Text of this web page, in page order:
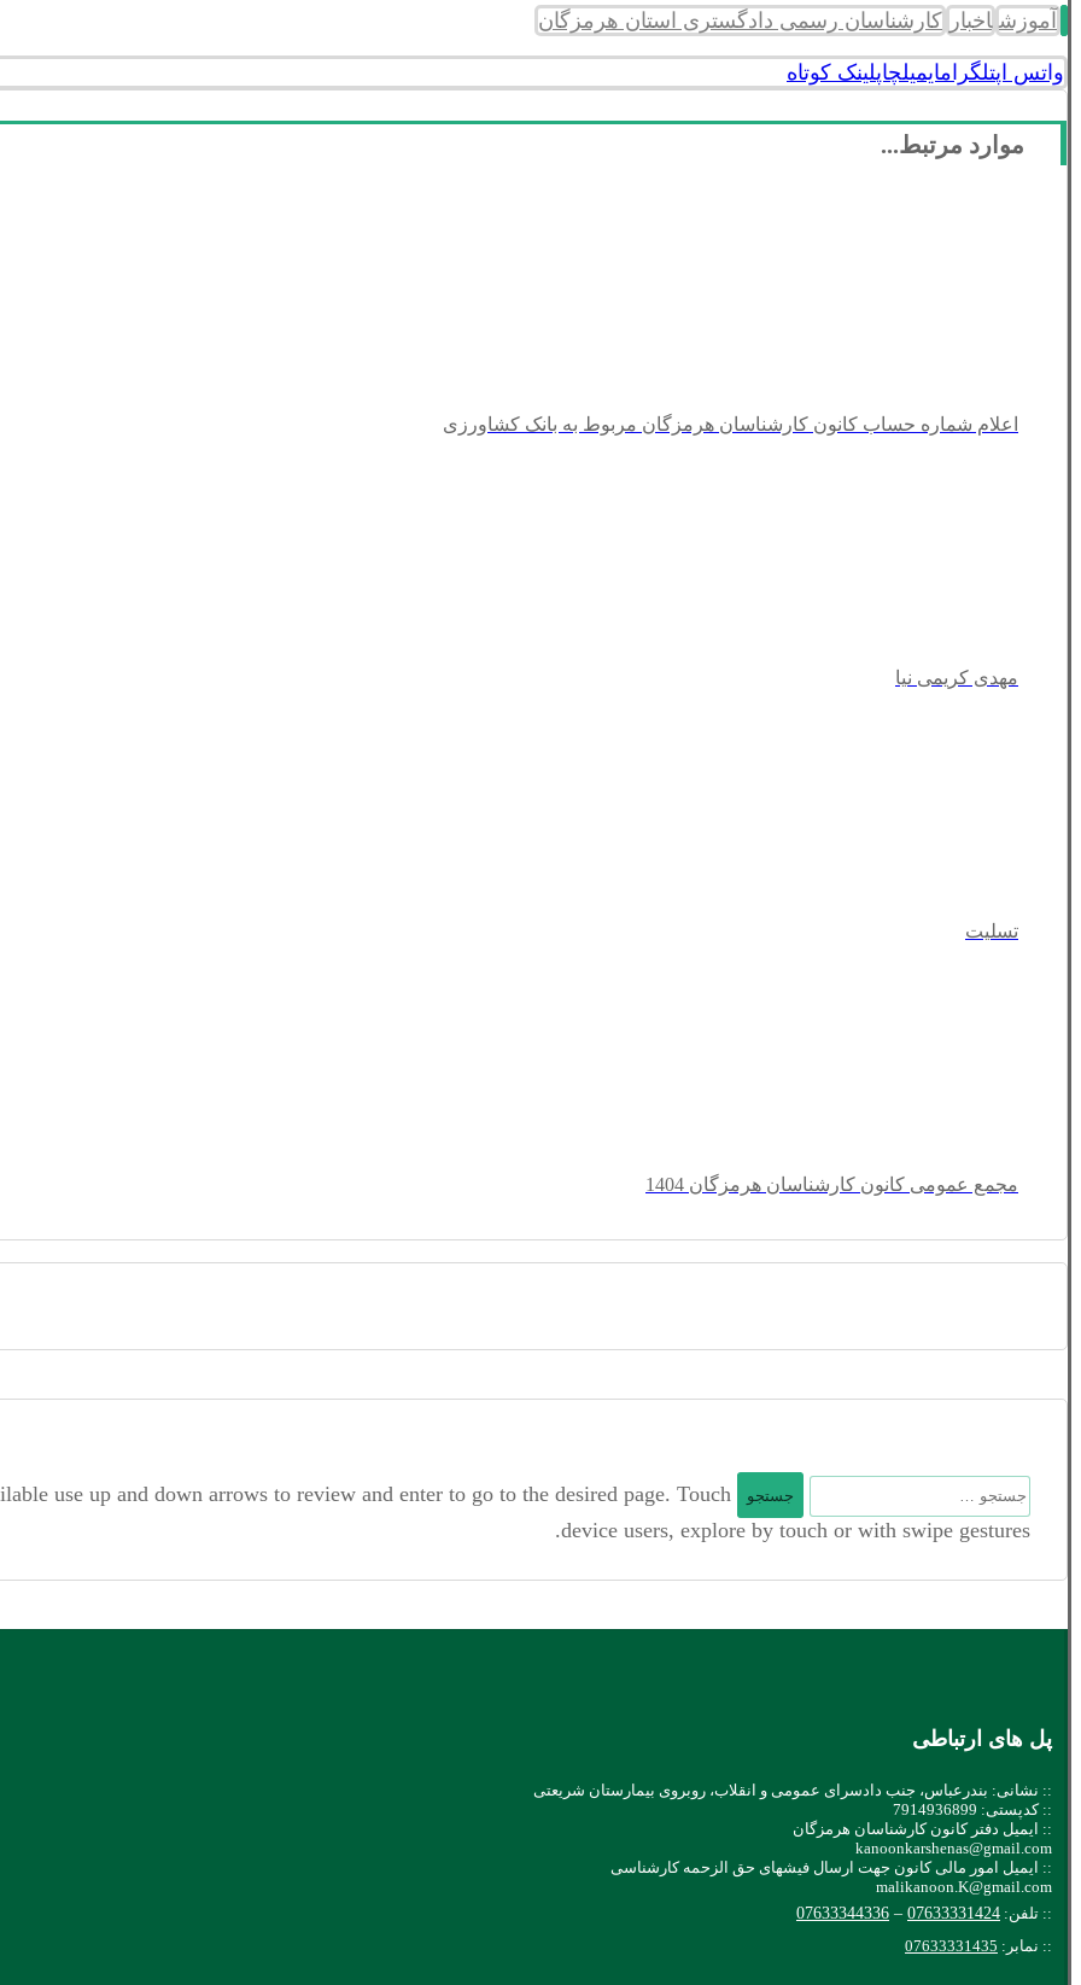
آموزش اخبار کارشناسان رسمی دادگستری استان هرمزگان
واتس اپتلگرامایمیلچاپلینک کوتاه
موارد مرتبط...
اعلام شماره حساب کانون کارشناسان هرمزگان مربوط به بانک کشاورزی
مهدی کریمی نیا
تسلیت
مجمع عمومی کانون کارشناسان هرمزگان 1404
جستجو
برای:
use up and down arrows to review and enter to go to the desired page. Touch
device users, explore by touch or with swipe gestures.
پل های ارتباطی
:: نشانی: بندرعباس، جنب دادسرای عمومی و انقلاب، روبروی بیمارستان شریعتی
:: کدپستی: 7914936899
:: ایمیل دفتر کانون کارشناسان هرمزگان
kanoonkarshenas@gmail.com
:: ایمیل امور مالی کانون جهت ارسال فیشهای حق الزحمه کارشناسی
malikanoon.K@gmail.com
:: تلفن: 07633331424
–
07633344336
:: نمابر: 07633331435